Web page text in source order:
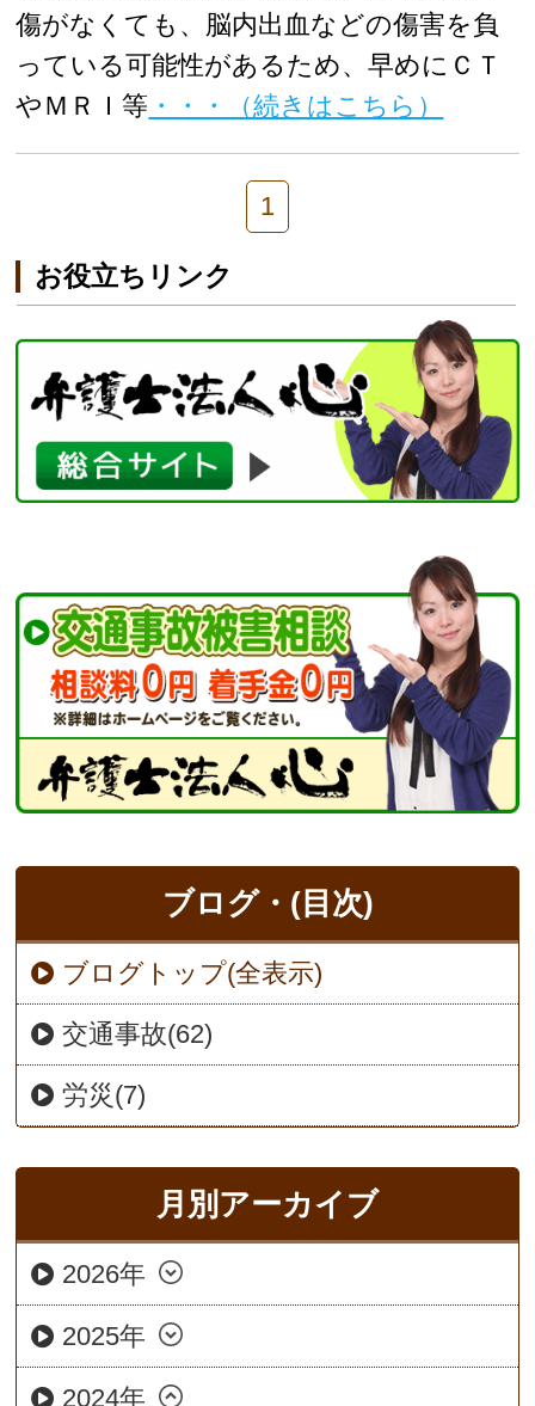
傷がなくても、脳内出血などの傷害を負
っている可能性があるため、早めにＣＴ
やＭＲＩ等 ・・・（続きはこちら）
1
ブログ・(目次)
ブログトップ(全表示)
交通事故(62)
労災(7)
月別アーカイブ
2026年
2025年
2024年
お役立ちリンク